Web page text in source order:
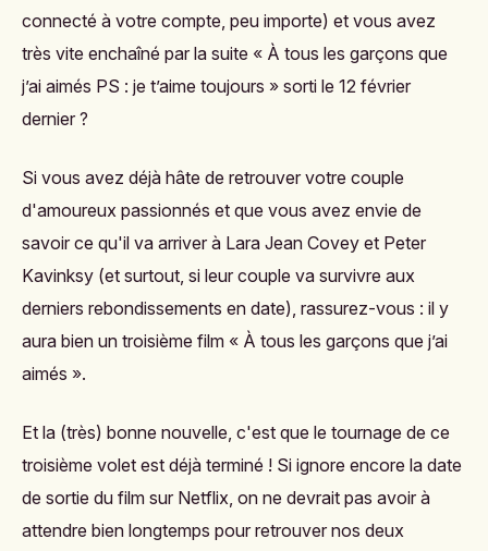
connecté à votre compte, peu importe) et vous avez
très vite enchaîné par la suite « À tous les garçons que
j’ai aimés PS : je t’aime toujours » sorti le 12 février
dernier ?
Si vous avez déjà hâte de retrouver votre couple
d'amoureux passionnés et que vous avez envie de
savoir ce qu'il va arriver à Lara Jean Covey et Peter
Kavinksy (et surtout, si leur couple va survivre aux
derniers rebondissements en date), rassurez-vous : il y
aura bien un troisième film « À tous les garçons que j’ai
aimés ».
Et la (très) bonne nouvelle, c'est que le tournage de ce
troisième volet est déjà terminé ! Si ignore encore la date
de sortie du film sur Netflix, on ne devrait pas avoir à
attendre bien longtemps pour retrouver nos deux